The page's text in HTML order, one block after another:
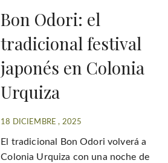
Bon Odori: el
tradicional festival
japonés en Colonia
Urquiza
18 DICIEMBRE , 2025
El tradicional Bon Odori volverá a
Colonia Urquiza con una noche de